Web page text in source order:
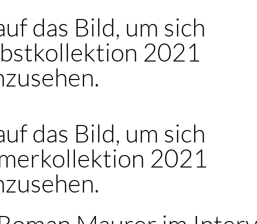
das Bild, um sich
2021
das Bild, um sich
2021